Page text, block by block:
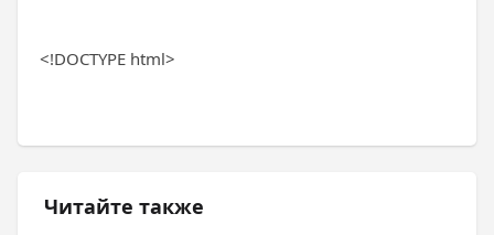
<!DOCTYPE html>
Читайте также